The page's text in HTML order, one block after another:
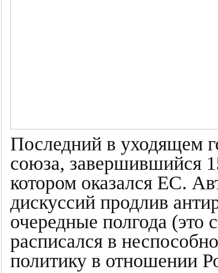
Последний в уходящем
союза, завершившийся
котором оказался ЕС.
дискуссий продлив
очередные полгода (это
расписался в
политику в отношении